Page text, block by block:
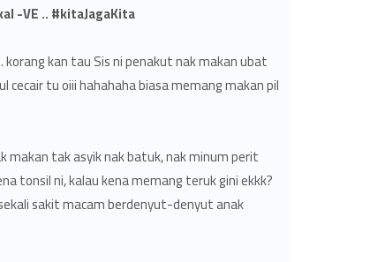
-VE .. #kitaJagaKita
kan tau Sis ni penakut nak makan ubat
tu oiii hahahaha biasa memang makan pil
tak asyik nak batuk, nak minum perit
tonsil ni, kalau kena memang teruk gini ekkk?
sakit macam berdenyut-denyut anak